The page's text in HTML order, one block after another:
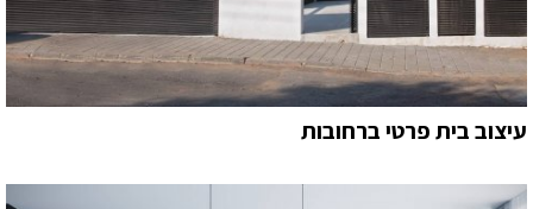
עיצוב בית פרטי ברחובות